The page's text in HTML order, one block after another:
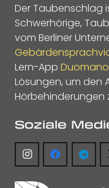
Der Taubenschlag
Schwerhörige,
vom Berliner
Lern-App Duomano
Lösungen, um den
Hörbehinderungen
Soziale